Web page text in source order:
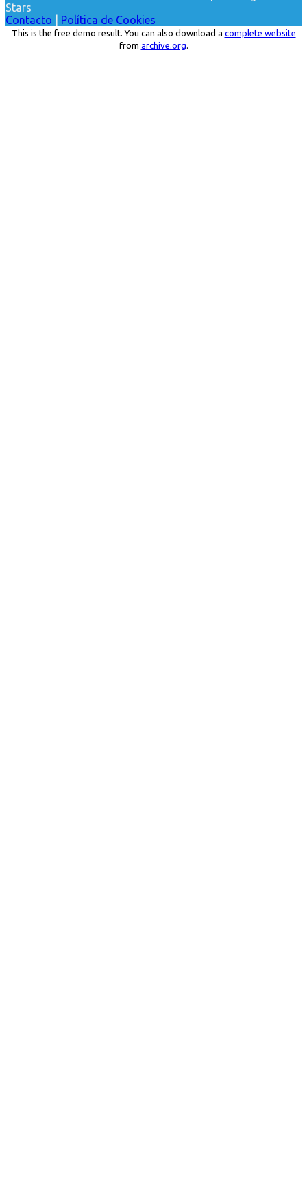
Stars
Contacto
Política de Cookies
This is the free demo result. You can also download a complete website
from archive.org.